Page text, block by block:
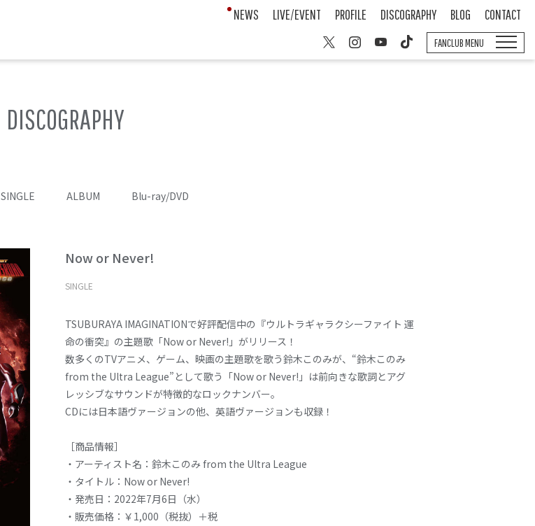
NEWS LIVE/EVENT PROFILE DISCOGRAPHY BLOG CONTACT
FANCLUB MENU
DISCOGRAPHY
SINGLE ALBUM Blu-ray/DVD
Now or Never!
SINGLE
TSUBURAYA IMAGINATIONで好評配信中の『ウルトラギャラクシーファイト 運
命の衝突』の主題歌「Now or Never!」がリリース！
数多くのTVアニメ、ゲーム、映画の主題歌を歌う鈴木このみが、“鈴木このみ
from the Ultra League”として歌う「Now or Never!」は前向きな歌詞とアグ
レッシブなサウンドが特徴的なロックナンバー。
CDには日本語ヴァージョンの他、英語ヴァージョンも収録！
［商品情報］
・アーティスト名：鈴木このみ from the Ultra League
・タイトル：Now or Never!
・発売日：2022年7月6日（水）
・販売価格：￥1,000（税抜）＋税